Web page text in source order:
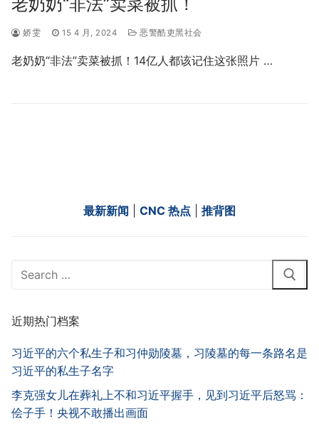
娇雯 15 4 月, 2024 恶警酷吏黑社会
老奶奶“非法”卖菜被抓！14亿人都该记住这张照片 …
最新新闻 CNC 热点 推背图
Search
近期热门档案
习近平的六个私生子和习仲勋陵墓，习陵墓的每一条路名是
习近平的私生子名字
李克强女儿在葬礼上不和习近平握手，见到习近平后怒骂：
侩子手！央视不敢播出画面